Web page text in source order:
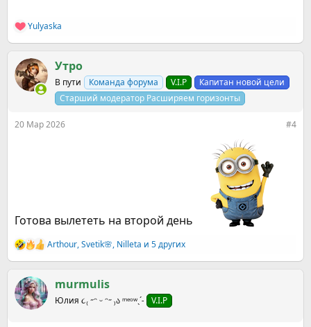
Р
е
к
ц
и
Yulyaska
Утро
В пути Команда форума V.I.P
Капитан новой цели
Старший модератор Расширяем горизонты
20 Мар 2026 #4
Готова вылететь на второй день
Р
е
к
ц
и
Arthour,Svetik🌸, Nilleta и 5 других
murmulis
Юлия ૮₍ ˶ᵔ ᵕ ᵔ˶ ₎ა ᵐᵉᵒʷˎˊ˗ V.I.P